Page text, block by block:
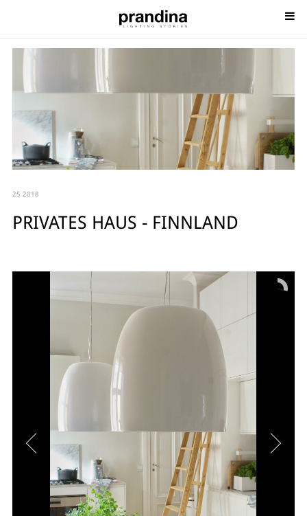
25 2018
PRIVATES HAUS - FINNLAND